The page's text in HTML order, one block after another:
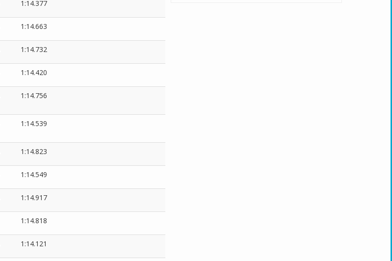
1:14.377
1:14.663
1:14.732
1:14.420
1:14.756
1:14.539
1:14.823
1:14.549
1:14.917
1:14.818
1:14.121